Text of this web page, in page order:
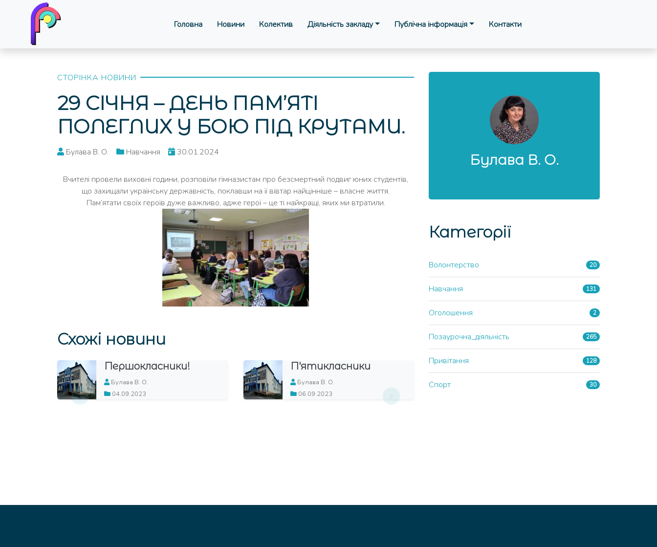
Головна Новини Колектив Діяльність закладу Публічна інформація Контакти
СТОРІНКА НОВИНИ
29 СІЧНЯ – ДЕНЬ ПАМ’ЯТІ
ПОЛЕГЛИХ У БОЮ ПІД КРУТАМИ.
Булава В. О. Навчання 30.01.2024
Вчителі провели виховні години, розповіли гімназистам про безсмертний подвиг юних студентів,
що захищали українську державність, поклавши на її вівтар найцінніше – власне життя.
Пам’ятати своїх героїв дуже важливо, адже герої – це ті найкращі, яких ми втратили.
Схожі новини
Першокласники!
Булава В. О.
04.09.2023
П'ятикласники
Булава В. О.
06.09.2023
Зустріч з поліцейським
Булава В. О.
Категорії
Волонтерство 20
Навчання 131
Оголошення 2
Позаурочна_діяльність 265
Привітання 128
Спорт 30